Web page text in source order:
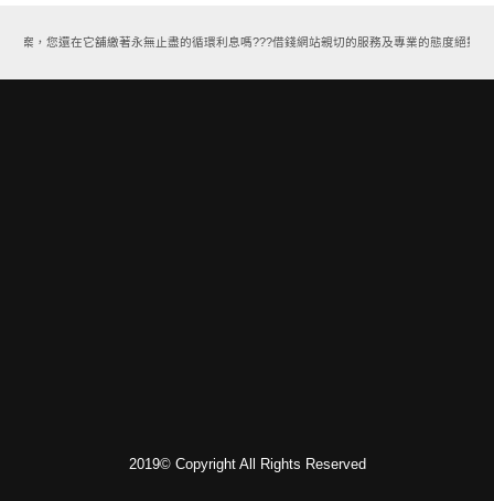
方案，您還在它舖繳著永無止盡的循環利息嗎???借錢網站親切的服務及專業的態度絕對
2019© Copyright All Rights Reserved